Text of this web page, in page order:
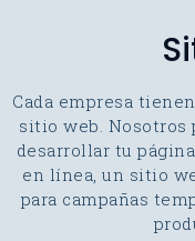
Cada empresa
sitio web. Nosotros
desarrollar tu
en línea, un sitio
para campañas